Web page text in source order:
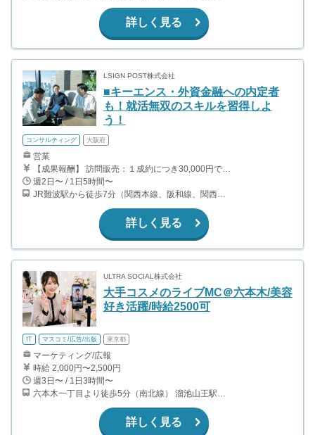
詳しく見る
LSIGN POST株式会社
■キーエンス・外資金融への内定者
も！就活無双のスキルを習得しよ
う！
コンサルティング 大阪府
営業
【成果報酬】 訪問販売：１成約につき30,000円です。 例えば、光インターネットの成約であれば、平均的に2.5日で1件の契約が見込めます。（12,000円/1日6時間稼働） ＜月収例＞月に100万以上稼ぐ方もいます！ ・月5件成約：150,000円 ・月15件成約：450,000円 ・月30成約：900,000円➕マネジメントインセンティブ300,000円 合計1,200,000円 時給換算で2,000円程度が、平均的なインターン生の報酬となっています。
週2日〜 / 1日5時間〜
JR難波駅から徒歩7分（関西本線、阪和線、関西空港線） 大阪難波駅から徒歩13分（近鉄奈良線、阪神なんば線） 桜川駅から徒歩4分（大阪メトロ千日前線、阪神なんば線）
詳しく見る
ULTRA SOCIAL株式会社
大手コスメのライブMC＠六本木/美容
好き活躍/時給2500可
IT マスコミ/広告/出版 東京都
マーケティング/広報
時給 2,000円〜2,500円
週3日〜 / 1日3時間〜
六本木一丁目より徒歩5分（南北線） 溜池山王駅より徒歩10分（銀座線） 六本木駅より徒歩12分（日比谷線）
詳しく見る